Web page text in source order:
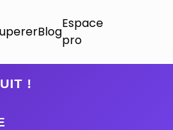
Blog
Espace
pro
!